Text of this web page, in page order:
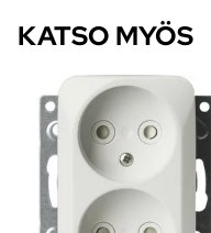
KATSO MYÖS